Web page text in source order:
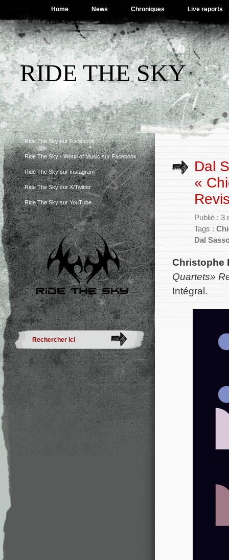
Home News Chroniques Live reports
RIDE THE SKY
Ride The Sky sur Facebook
Ride The Sky - World of Music sur Facebook
Ride The Sky sur Instagram
Ride The Sky sur X/Twitter
Ride The Sky sur YouTube
Dal
«
Publié : 3
Tags :
Dal
Christophe
Quartets»
Intégral.